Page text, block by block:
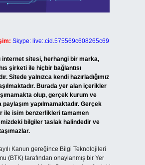
Skype: live:.cid.575569c608265c69
internet sitesi, herhangi bir marka,
şirketi ile hiçbir bağlantısı
Sitede yalnızca kendi hazırladığımız
Burada yer alan içerikler
olup, gerçek kurum ve
paylaşım yapılmamaktadır. Gerçek
ile isim benzerlikleri tamamen
bilgiler taslak halindedir ve
Kanun gereğince Bilgi Teknolojileri
(BTK) tarafından onaylanmış bir Yer